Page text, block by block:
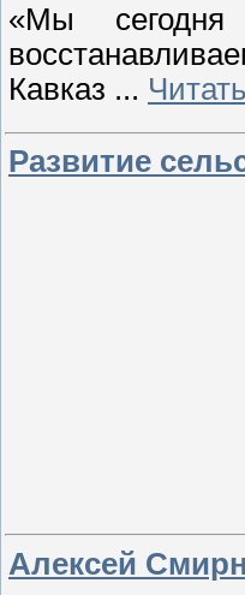
«Мы
Кавказ ...
Развитие
Алексей